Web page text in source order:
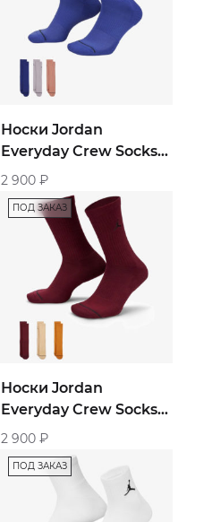
Носки Jordan
Everyday Crew Socks
Multi Color 3-Pairs
2 900 ₽
ПОД ЗАКАЗ
Носки Jordan
Everyday Crew Socks
Multi Color 3-Pairs
2 900 ₽
ПОД ЗАКАЗ